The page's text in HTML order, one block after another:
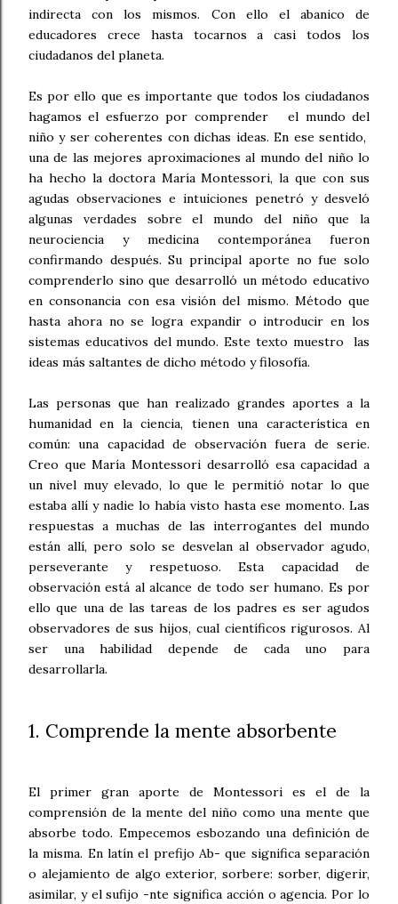
indirecta con los mismos. Con ello el abanico de
educadores crece hasta tocarnos a casi todos los
ciudadanos del planeta.
Es por ello que es importante que todos los ciudadanos
hagamos el esfuerzo por comprender el mundo del
niño y ser coherentes con dichas ideas. En ese sentido,
una de las mejores aproximaciones al mundo del niño lo
ha hecho la doctora María Montessori, la que con sus
agudas observaciones e intuiciones penetró y desveló
algunas verdades sobre el mundo del niño que la
neurociencia y medicina contemporánea fueron
confirmando después. Su principal aporte no fue solo
comprenderlo sino que desarrolló un método educativo
en consonancia con esa visión del mismo. Método que
hasta ahora no se logra expandir o introducir en los
sistemas educativos del mundo. Este texto muestro las
ideas más saltantes de dicho método y filosofía.
Las personas que han realizado grandes aportes a la
humanidad en la ciencia, tienen una característica en
común: una capacidad de observación fuera de serie.
Creo que María Montessori desarrolló esa capacidad a
un nivel muy elevado, lo que le permitió notar lo que
estaba allí y nadie lo había visto hasta ese momento. Las
respuestas a muchas de las interrogantes del mundo
están allí, pero solo se desvelan al observador agudo,
perseverante y respetuoso. Esta capacidad de
observación está al alcance de todo ser humano. Es por
ello que una de las tareas de los padres es ser agudos
observadores de sus hijos, cual científicos rigurosos. Al
ser una habilidad depende de cada uno para
desarrollarla.
1. Comprende la mente absorbente
El primer gran aporte de Montessori es el de la
comprensión de la mente del niño como una mente que
absorbe todo. Empecemos esbozando una definición de
la misma. En latín el prefijo Ab- que significa separación
o alejamiento de algo exterior, sorbere: sorber, digerir,
asimilar, y el sufijo -nte significa acción o agencia. Por lo